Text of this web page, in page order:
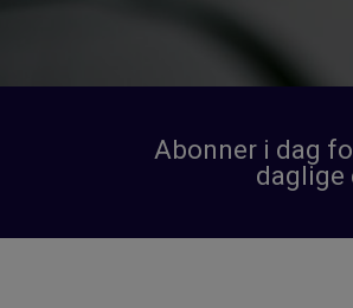
Abonner i dag
daglige